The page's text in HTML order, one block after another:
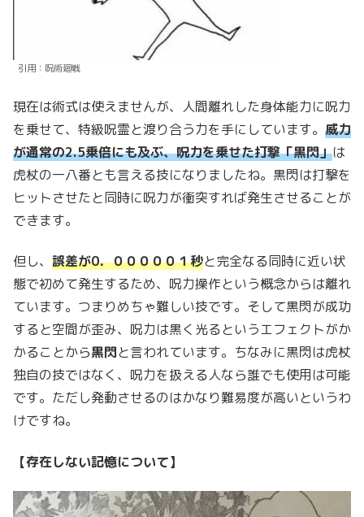
引用：呪術廻戦
現在は術式は使えませんが、人間離れした身体能力に呪力
を乗せて、特級呪霊と渡り合う力を手にしています。 威力
が通常の2.5乗倍にも及ぶ、呪力を乗せた打撃「黒閃」は
虎杖の一八番とも言える技になりましたね。黒閃は打撃を
ヒットさせたと同時に呪力が衝突すれば発生させることが
できます。
但し、 誤差が0．０００００１秒と完全なる同時に近い状
態で初めて発生するため、呪力操作という概念からは離れ
ています。つまりめちゃ難しい技です。そして黒閃が成功
すると空間が歪み、呪力は黒く光るというエフェクトがか
かることから黒閃と言われています。ちなみに黒閃は虎杖
独自の技ではなく、呪力を扱える人なら誰でも使用は可能
です。ただし発動させるのはかなり難易度が高いというわ
けですね。
【存在しない記憶について】